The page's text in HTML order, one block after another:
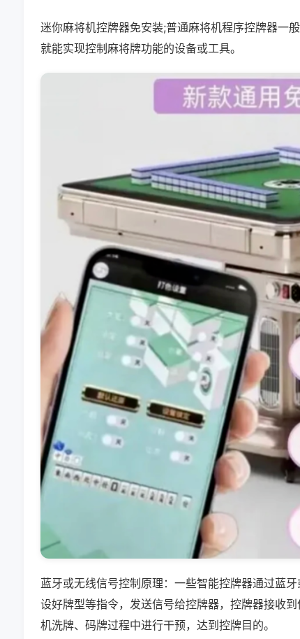
迷你麻将机控牌器免安装;普通麻将机程序控牌器一
就能实现控制麻将牌功能的设备或工具。
蓝牙或无线信号控制原理：一些智能控牌器通过蓝
设好牌型等指令，发送信号给控牌器，控牌器接收
机洗牌、码牌过程中进行干预，达到控牌目的。